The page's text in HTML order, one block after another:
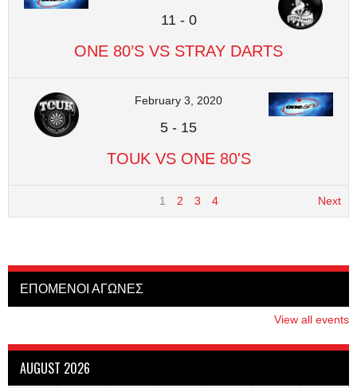
11- 0
ONE 80’S VS STRAY DARTS
February 3, 2020
5 - 15
TOUK VS ONE 80'S
1 2 3 4 Next
ΕΠΟΜΕΝΟΙ ΑΓΩΝΕΣ
View all events
AUGUST 2026